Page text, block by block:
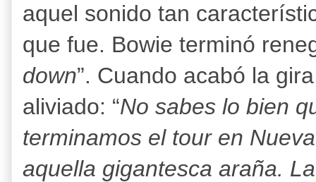
aquel sonido tan
que fue. Bowie terminó
down”. Cuando acabó la
aliviado: “No sabes lo bien
terminamos el tour en
aquella gigantesca araña.